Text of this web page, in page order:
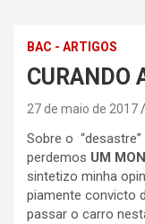
BAC - ARTIGOS
CURANDO
27 de maio de 2017
Sobre o
perdemos UM
sintetizo minha
piamente convicto
passar o carro